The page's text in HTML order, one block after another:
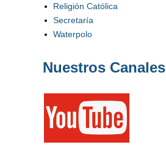
Religión Católica
Secretaría
Waterpolo
Nuestros Canales